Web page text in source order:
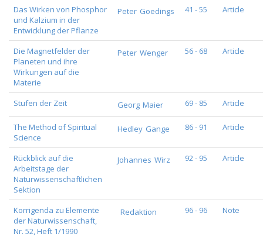
Das Wirken von Phosphor
und Kalzium in der
Entwicklung der Pflanze
Peter Goedings 41 - 55 Article
Die Magnetfelder der
Planeten und ihre
Wirkungen auf die
Materie
Peter Wenger 56 - 68 Article
Stufen der Zeit Georg Maier 69 - 85 Article
The Method of Spiritual
Science
Hedley Gange 86 - 91 Article
Rückblick auf die
Arbeitstage der
Naturwissenschaftlichen
Sektion
Johannes Wirz 92 - 95 Article
Korrigenda zu Elemente
der Naturwissenschaft,
Nr. 52, Heft 1/1990
Redaktion 96 - 96 Note